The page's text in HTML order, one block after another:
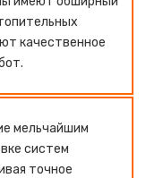
качественное
мельчайшим
систем
точное